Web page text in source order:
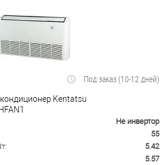
Под заказ (10-12 дней)
Kentatsu
Не инвертор
55
5.42
5.57